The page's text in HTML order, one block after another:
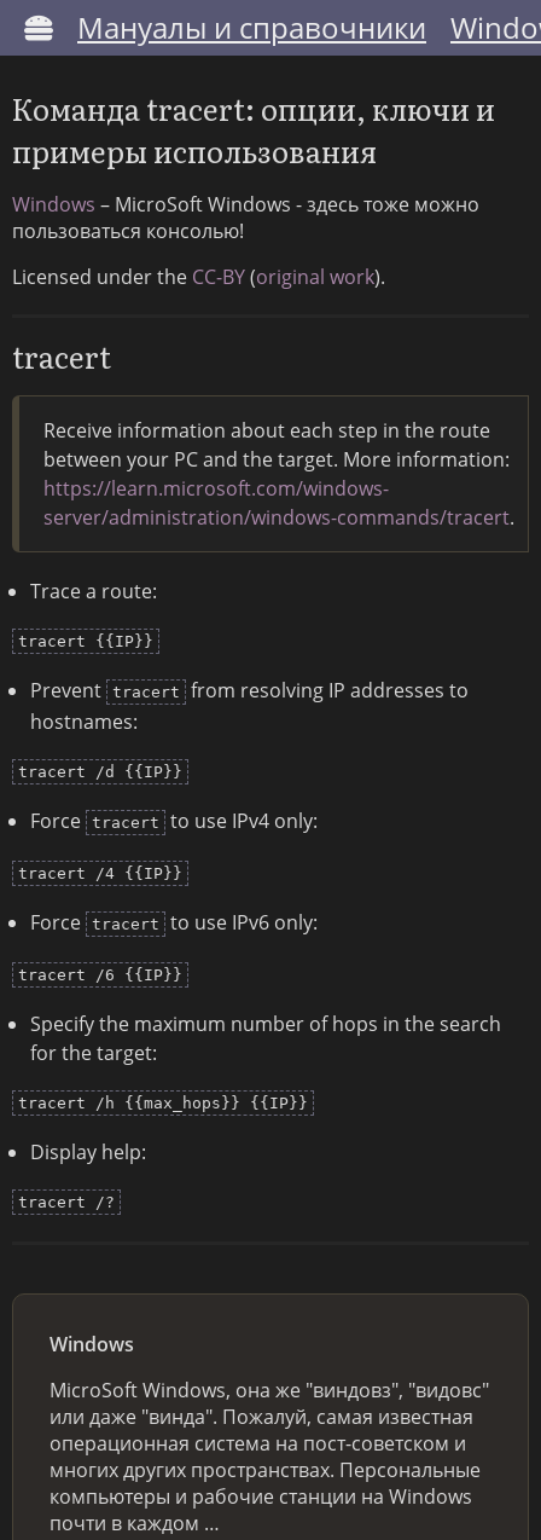
Мануалы и справочники
Команда tracert: опции, ключи и
примеры использования
Windows – MicroSoft Windows - здесь тоже можно
пользоваться консолью!
Licensed under the CC-BY(original work).
tracert
Receive information about each step in the route
between your PC and the target. More information:
https://learn.microsoft.com/windows-
server/administration/windows-commands/tracert.
Trace a route:
tracert {{IP}}
Prevent tracert
from resolving IP addresses to
hostnames:
tracert /d {{IP}}
Force tracert to use IPv4 only:
tracert /4 {{IP}}
Force tracert to use IPv6 only:
tracert /6 {{IP}}
Specify the maximum number of hops in the search
for the target:
tracert /h {{max_hops}} {{IP}}
Display help:
tracert /?
Windows
MicroSoft Windows, она же "виндовз", "видовс"
или даже "винда". Пожалуй, самая известная
операционная система на пост-советском и
многих других пространствах. Персональные
компьютеры и рабочие станции на Windows
почти в каждом …